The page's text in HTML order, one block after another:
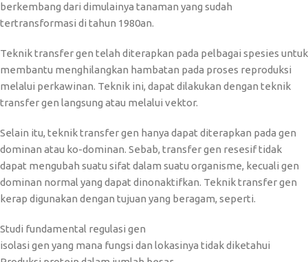
berkembang dari dimulainya tanaman yang sudah
tertransformasi di tahun 1980an.
Teknik transfer gen telah diterapkan pada pelbagai spesies untuk
membantu menghilangkan hambatan pada proses reproduksi
melalui perkawinan. Teknik ini, dapat dilakukan dengan teknik
transfer gen langsung atau melalui vektor.
Selain itu, teknik transfer gen hanya dapat diterapkan pada gen
dominan atau ko-dominan. Sebab, transfer gen resesif tidak
dapat mengubah suatu sifat dalam suatu organisme, kecuali gen
dominan normal yang dapat dinonaktifkan. Teknik transfer gen
kerap digunakan dengan tujuan yang beragam, seperti.
Studi fundamental regulasi gen
isolasi gen yang mana fungsi dan lokasinya tidak diketahui